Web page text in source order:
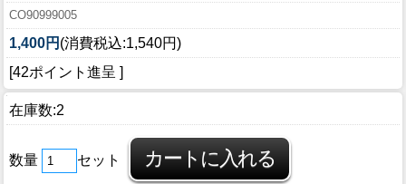
CO90999005
1,400円 (消費税込:1,540円)
[42ポイント進呈 ]
在庫数:2
数量 セット